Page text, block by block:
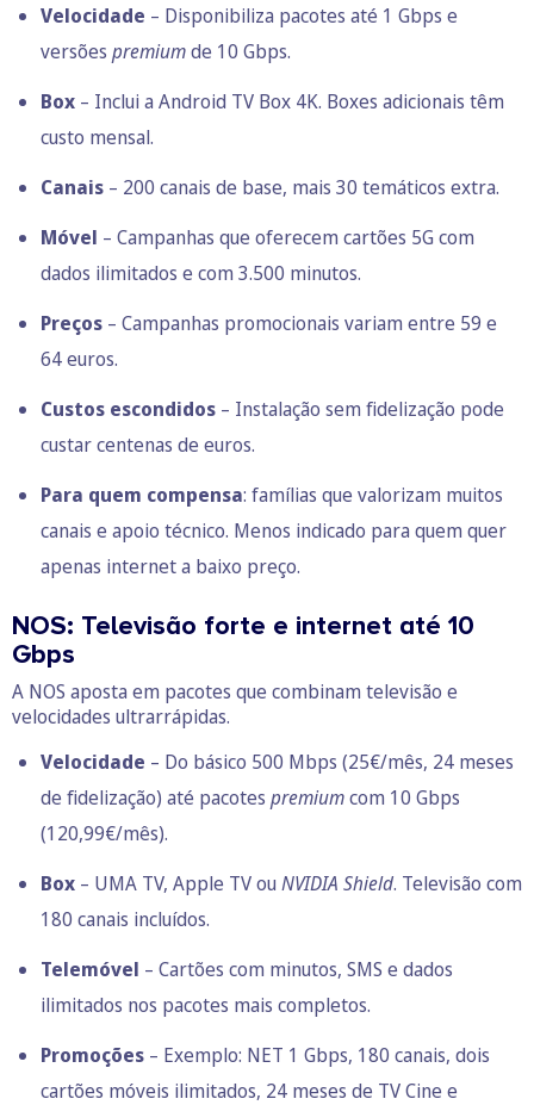
Velocidade – Disponibiliza pacotes até 1 Gbps e
versões premiumde 10 Gbps.
Box – Inclui a Android TV Box 4K. Boxes adicionais têm
custo mensal.
Canais – 200 canais de base, mais 30 temáticos extra.
Móvel – Campanhas que oferecem cartões 5G com
dados ilimitados e com 3.500 minutos.
Preços – Campanhas promocionais variam entre 59 e
64 euros.
Custos escondidos – Instalação sem fidelização pode
custar centenas de euros.
Para quem compensa: famílias que valorizam muitos
canais e apoio técnico. Menos indicado para quem quer
apenas internet a baixo preço.
NOS: Televisão forte e internet até 10
Gbps
A NOS aposta em pacotes que combinam televisão e
velocidades ultrarrápidas.
Velocidade – Do básico 500 Mbps (25€/mês, 24 meses
de fidelização) até pacotes premiumcom 10 Gbps
(120,99€/mês).
Box – UMA TV, Apple TV ou NVIDIA Shield. Televisão com
180 canais incluídos.
Telemóvel – Cartões com minutos, SMS e dados
ilimitados nos pacotes mais completos.
Promoções – Exemplo: NET 1 Gbps, 180 canais, dois
cartões móveis ilimitados, 24 meses de TV Cine e